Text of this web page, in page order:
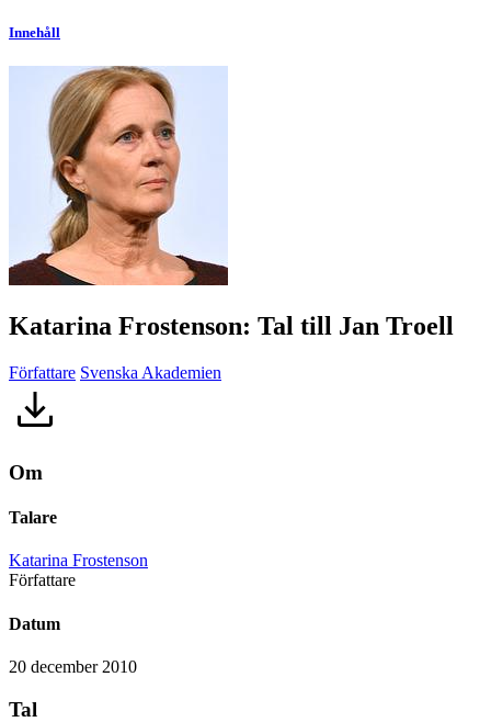
Innehåll
Katarina Frostenson: Tal till Jan Troell
Författare Svenska Akademien
Om
Talare
Katarina Frostenson
Författare
Datum
20 december 2010
Tal